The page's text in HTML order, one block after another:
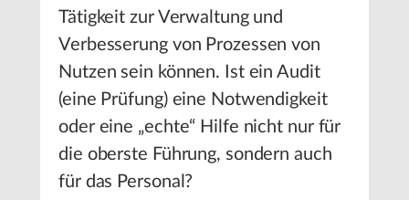
Tätigkeit zur Verwaltung und
Verbesserung von Prozessen von
Nutzen sein können. Ist ein Audit
(eine Prüfung) eine Notwendigkeit
oder eine „echte“ Hilfe nicht nur für
die oberste Führung, sondern auch
für das Personal?